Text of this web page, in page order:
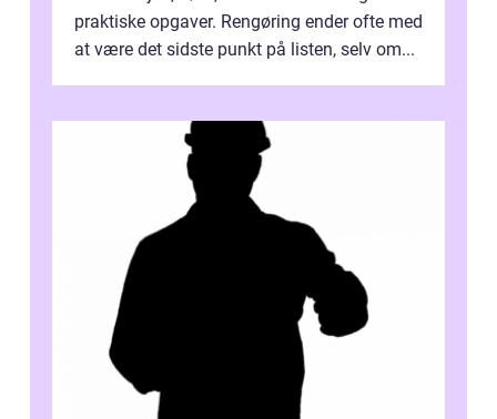
praktiske opgaver. Rengøring ender ofte med
at være det sidste punkt på listen, selv om...